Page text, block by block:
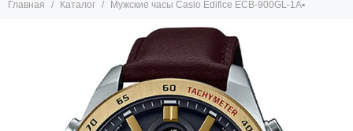
Главная Каталог Мужские часы Casio Edifice ECB-900GL-1A▪